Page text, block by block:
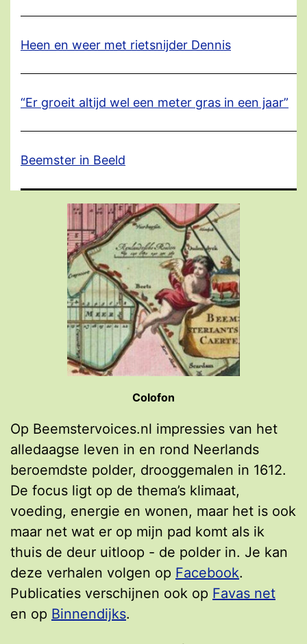
Heen en weer met rietsnijder Dennis
“Er groeit altijd wel een meter gras in een jaar”
Beemster in Beeld
Colofon
Op Beemstervoices.nl impressies van het
alledaagse leven in en rond Neerlands
beroemdste polder, drooggemalen in 1612.
De focus ligt op de thema’s klimaat,
voeding, energie en wonen, maar het is ook
maar net wat er op mijn pad komt als ik
thuis de deur uitloop - de polder in. Je kan
deze verhalen volgen op Facebook.
Publicaties verschijnen ook op Favas net
en op Binnendijks.